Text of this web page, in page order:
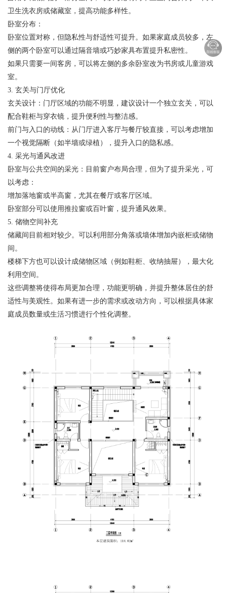
卫生洗衣房或储藏室，提高功能多样性。
卧室分布：
卧室位置对称，但隐私性与舒适性可提升。如果家庭成员较多，左
侧的两个卧室可以通过隔音墙或巧妙家具布置提升私密性。
如果只需要一间客房，可以将左侧的多余卧室改为书房或儿童游戏
室。
3. 玄关与门厅优化
玄关设计：门厅区域的功能不明显，建议设计一个独立玄关，可以
配合鞋柜与穿衣镜，提升便利性与整洁感。
前门与入口的动线：从门厅进入客厅与餐厅较直接，可以考虑增加
一个视觉隔断（如半墙或绿植），提升入口的隐私感。
4. 采光与通风改进
卧室与公共空间的采光：目前窗户布局合理，但为了提升采光，可
以考虑：
增加落地窗或半高窗，尤其在餐厅或客厅区域。
卧室部分可以使用推拉窗或百叶窗，提升通风效果。
5. 储物空间补充
储藏间目前相对较少。可以利用部分角落或墙体增加内嵌柜或储物
间。
楼梯下方也可以设计成储物区域（例如鞋柜、收纳抽屉），最大化
利用空间。
这些调整将使得布局更加合理，功能更明确，并提升整体居住的舒
适性与美观性。如果有进一步的需求或改动方向，可以根据具体家
庭成员数量或生活习惯进行个性化调整。